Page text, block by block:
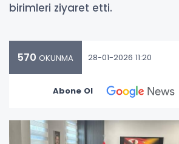
birimleri ziyaret etti.
570 OKUNMA 28-01-2026 11:20
Abone Ol